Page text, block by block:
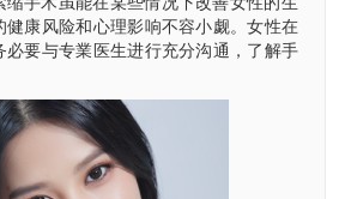
健康风险和心理影响不容小觑。女性在
必要与专業医生进行充分沟通，了解手